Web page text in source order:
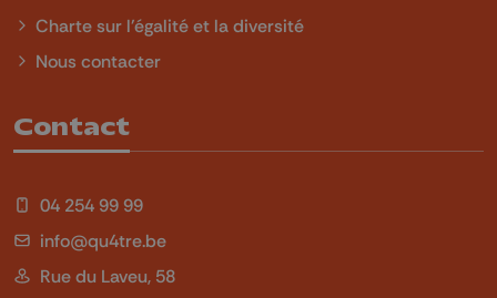
Charte sur l'égalité et la diversité
Nous contacter
Contact
04 254 99 99
info@qu4tre.be
Rue du Laveu, 58